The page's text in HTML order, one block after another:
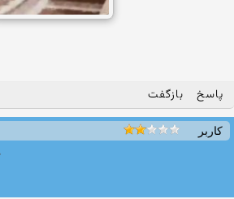
پاسخ بازگفت
کاربر